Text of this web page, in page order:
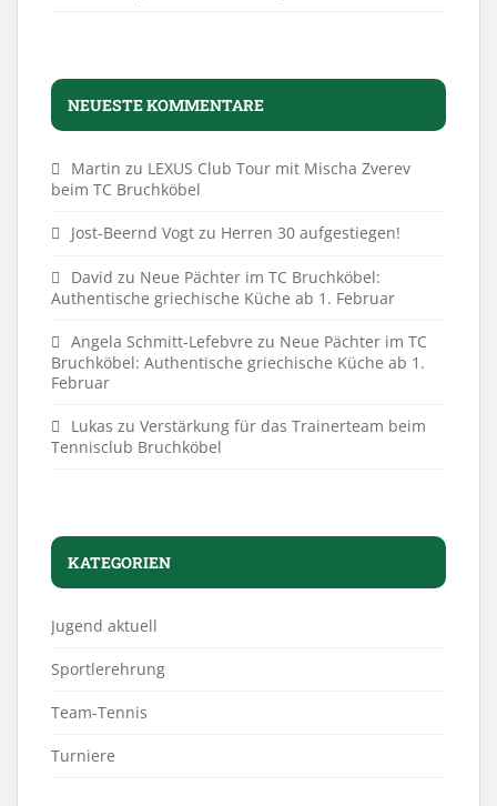
NEUESTE KOMMENTARE
Martin zu LEXUS Club Tour mit Mischa Zverev
beim TC Bruchköbel
Jost-Beernd Vogt zu Herren 30 aufgestiegen!
David zu Neue Pächter im TC Bruchköbel:
Authentische griechische Küche ab 1. Februar
Angela Schmitt-Lefebvre zu Neue Pächter im TC
Bruchköbel: Authentische griechische Küche ab 1.
Februar
Lukas zu Verstärkung für das Trainerteam beim
Tennisclub Bruchköbel
KATEGORIEN
Jugend aktuell
Sportlerehrung
Team-Tennis
Turniere